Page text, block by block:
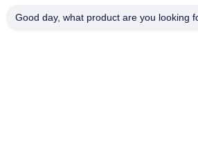
Good day, what product are you looking